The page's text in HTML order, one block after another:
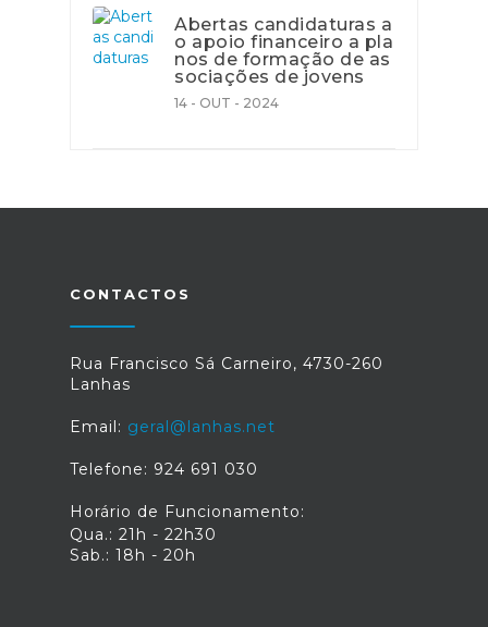
Abertas candidaturas a
o apoio financeiro a pla
nos de formação de as
sociações de jovens
14 - OUT - 2024
CONTACTOS
Rua Francisco Sá Carneiro, 4730-260
Lanhas
Email: geral@lanhas.net
Telefone: 924 691 030
Horário de Funcionamento:
Qua.: 21h - 22h30
Sab.: 18h - 20h